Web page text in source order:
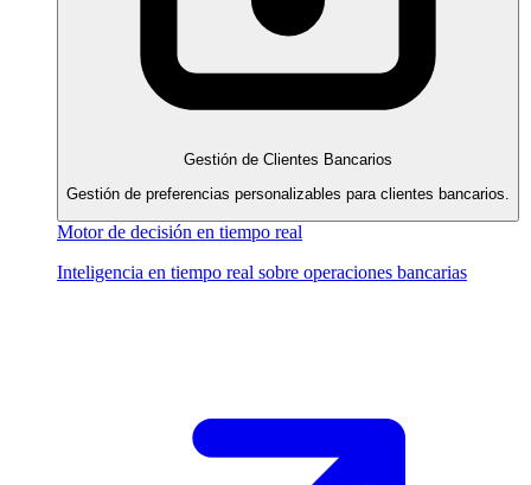
Gestión de Clientes Bancarios
Gestión de preferencias personalizables para clientes bancarios.
Motor de decisión en tiempo real
Inteligencia en tiempo real sobre operaciones bancarias